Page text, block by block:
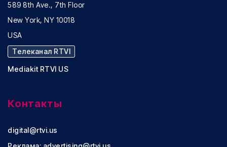
589 8th Ave., 7th Floor
New York, NY 10018
USA
Телеканал RTVI
Mediakit RTVI US
Контакты
digital@rtvi.us